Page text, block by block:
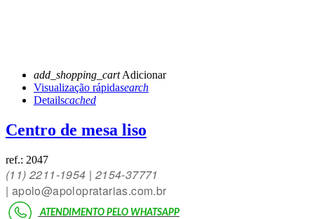
add_shopping_cartAdicionar
Visualização rápidasearch
Detailscached
Centro de mesa liso
ref.: 2047
(11) 2211-1954 | 2154-37771
| apolo@apolopratarias.com.br
ATENDIMENTO PELO WHATSAPP